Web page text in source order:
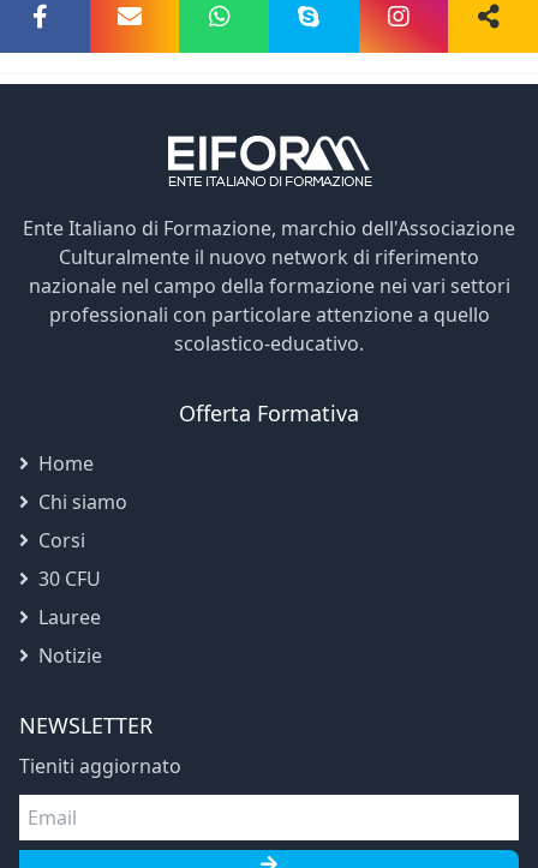
Ente Italiano di Formazione, marchio dell'Associazione
Culturalmente il nuovo network di riferimento
nazionale nel campo della formazione nei vari settori
professionali con particolare attenzione a quello
scolastico-educativo.
Offerta Formativa
Home
Chi siamo
Corsi
30 CFU
Lauree
Notizie
NEWSLETTER
Tieniti aggiornato